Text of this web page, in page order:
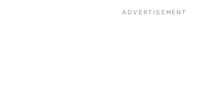
ADVERTISEMENT